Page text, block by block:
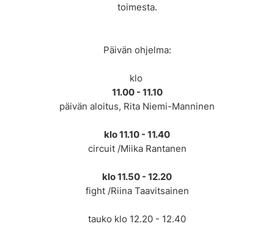
toimesta.
Päivän ohjelma:
klo
11.00 - 11.10
päivän aloitus, Rita Niemi-Manninen
klo 11.10 - 11.40
circuit /Miika Rantanen
klo 11.50 - 12.20
fight /Riina Taavitsainen
tauko klo 12.20 - 12.40